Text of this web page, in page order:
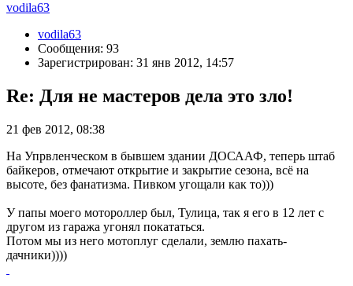
vodila63
vodila63
Сообщения: 93
Зарегистрирован: 31 янв 2012, 14:57
Re: Для не мастеров дела это зло!
21 фев 2012, 08:38
На Упрвленческом в бывшем здании ДОСААФ, теперь штаб
байкеров, отмечают открытие и закрытие сезона, всё на
высоте, без фанатизма. Пивком угощали как то)))
У папы моего мотороллер был, Тулица, так я его в 12 лет с
другом из гаража угонял покататься.
Потом мы из него мотоплуг сделали, землю пахать-
дачники))))